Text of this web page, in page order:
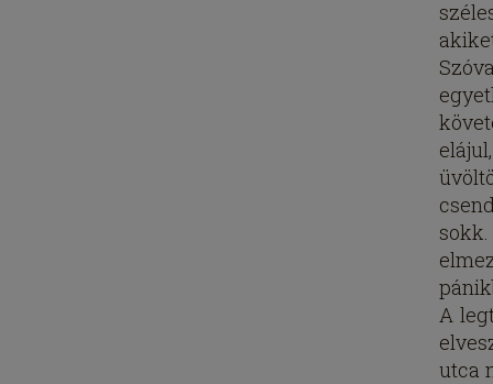
A
utca